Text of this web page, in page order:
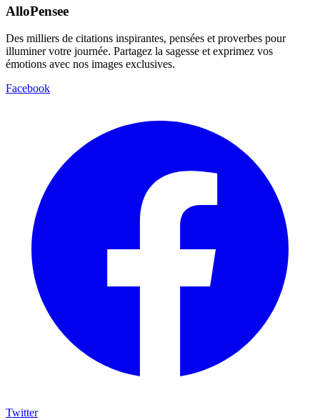
AlloPensee
Des milliers de citations inspirantes, pensées et proverbes pour
illuminer votre journée. Partagez la sagesse et exprimez vos
émotions avec nos images exclusives.
Facebook
Twitter